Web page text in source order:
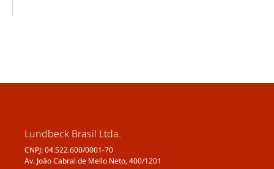
Lundbeck Brasil Ltda.
CNPJ: 04.522.600/0001-70
Av. João Cabral de Mello Neto, 400/1201